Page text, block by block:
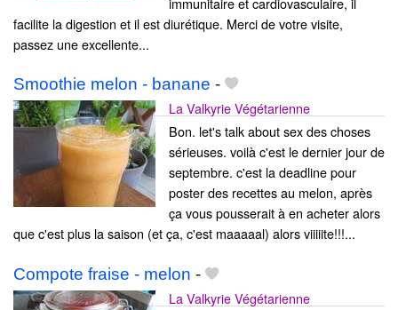
facilite la digestion et il est diurétique. Merci de votre visite,
passez une excellente...
Smoothie melon - banane -
La Valkyrie Végétarienne
Bon. let's talk about sex des choses
sérieuses. voilà c'est le dernier jour de
septembre. c'est la deadline pour
poster des recettes au melon, après
ça vous pousserait à en acheter alors
que c'est plus la saison (et ça, c'est maaaaal) alors viiiiite!!!...
Compote fraise - melon -
La Valkyrie Végétarienne